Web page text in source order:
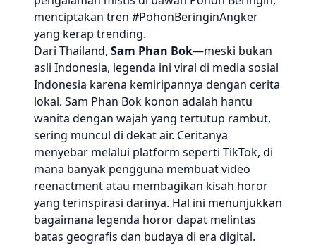
menciptakan tren #PohonBeringinAngker
yang kerap trending.
Dari Thailand, Sam Phan Bok—meski bukan
asli Indonesia, legenda ini viral di media sosial
Indonesia karena kemiripannya dengan cerita
lokal. Sam Phan Bok konon adalah hantu
wanita dengan wajah yang tertutup rambut,
sering muncul di dekat air. Ceritanya
menyebar melalui platform seperti TikTok, di
mana banyak pengguna membuat video
reenactment atau membagikan kisah horor
yang terinspirasi darinya. Hal ini menunjukkan
bagaimana legenda horor dapat melintas
batas geografis dan budaya di era digital.